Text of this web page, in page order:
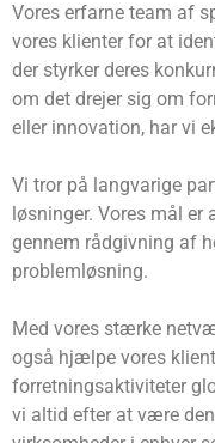
Vores erfarne team af
vores klienter for at
der styrker deres
om det drejer sig om
eller innovation, har vi
Vi tror på langvarige
løsninger. Vores mål
gennem rådgivning af
problemløsning.
Med vores stærke
også hjælpe vores
forretningsaktiviteter
vi altid efter at være